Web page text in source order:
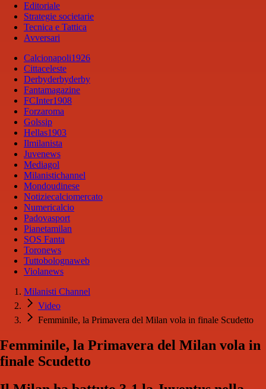
Editoriale
Strategie societarie
Tecnica e Tattica
Avversari
Calcionapoli1926
Cittaceleste
Derbyderbyderby
Fantamagazine
FCInter1908
Forzaroma
Golssip
Hellas1903
Ilmilanista
Juvenews
Mediagol
Milanistichannel
Mondoudinese
Notiziecalciomercato
Numericalcio
Padovasport
Pianetamilan
SOS Fanta
Toronews
Tuttobolognaweb
Violanews
Milanisti Channel
Video
Femminile, la Primavera del Milan vola in finale Scudetto
Femminile, la Primavera del Milan vola in
finale Scudetto